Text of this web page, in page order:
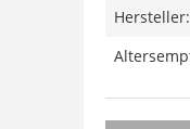
Hersteller: